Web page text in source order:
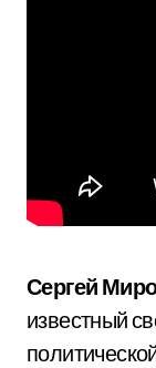
Сергей
известный